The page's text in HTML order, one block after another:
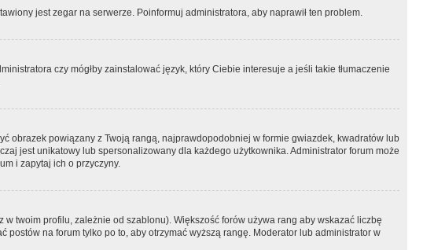
jest zegar na serwerze. Poinformuj administratora, aby naprawił ten problem.
czy mógłby zainstalować język, który Ciebie interesuje a jeśli takie tłumaczenie
obrazek powiązany z Twoją rangą, najprawdopodobniej w formie gwiazdek, kwadratów lub
jest unikatowy lub spersonalizowany dla każdego użytkownika. Administrator forum może
i zapytaj ich o przyczyny.
twoim profilu, zależnie od szablonu). Większość forów używa rang aby wskazać liczbę
na forum tylko po to, aby otrzymać wyższą rangę. Moderator lub administrator w